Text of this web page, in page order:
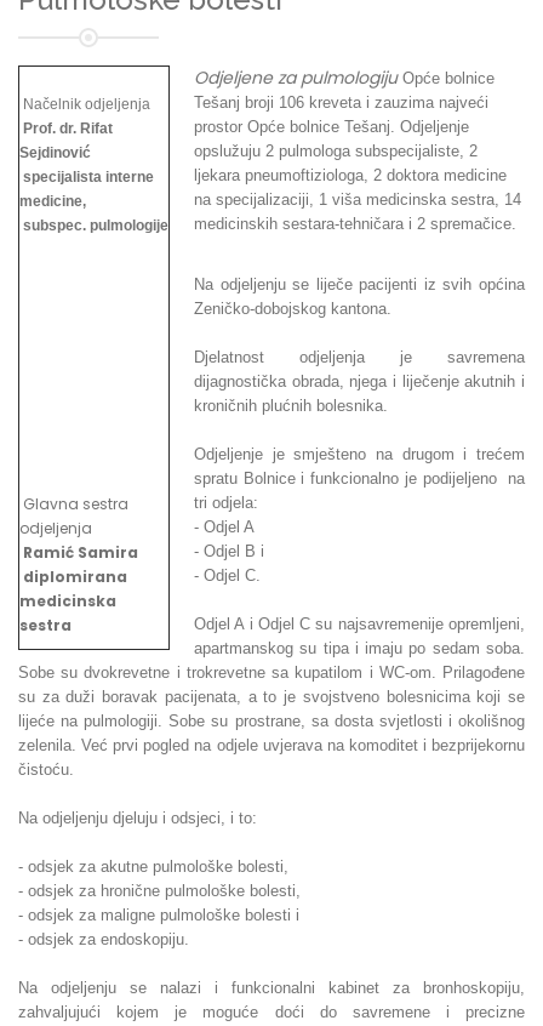
Načelnik odjeljenja
Prof. dr. Rifat
Sejdinović
specijalista interne
medicine,
subspec. pulmologije
Glavna sestra
odjeljenja
Ramić Samira
diplomirana
medicinska
sestra
Odjeljene za pulmologijuOpće bolnice
Tešanj broji 106 kreveta i zauzima najveći
prostor Opće bolnice Tešanj. Odjeljenje
opslužuju 2 pulmologa subspecijaliste, 2
ljekara pneumoftiziologa, 2 doktora medicine
na specijalizaciji, 1 viša medicinska sestra, 14
medicinskih sestara-tehničara i 2 spremačice.
Na odjeljenju se liječe pacijenti iz svih općina
Zeničko-dobojskog kantona.
Djelatnost odjeljenja je savremena
dijagnostička obrada, njega i liječenje akutnih i
kroničnih plućnih bolesnika.
Odjeljenje je smješteno na drugom i trećem
spratu Bolnice i funkcionalno je podijeljeno na
tri odjela:
- Odjel A
- Odjel B i
- Odjel C.
Odjel A i Odjel C su najsavremenije opremljeni,
apartmanskog su tipa i imaju po sedam soba.
Sobe su dvokrevetne i trokrevetne sa kupatilom i WC-om. Prilagođene
su za duži boravak pacijenata, a to je svojstveno bolesnicima koji se
lijeće na pulmologiji. Sobe su prostrane, sa dosta svjetlosti i okolišnog
zelenila. Već prvi pogled na odjele uvjerava na komoditet i bezprijekornu
čistoću.
Na odjeljenju djeluju i odsjeci, i to:
- odsjek za akutne pulmološke bolesti,
- odsjek za hronične pulmološke bolesti,
- odsjek za maligne pulmološke bolesti i
- odsjek za endoskopiju.
Na odjeljenju se nalazi i funkcionalni kabinet za bronhoskopiju,
zahvaljujući kojem je moguće doći do savremene i precizne